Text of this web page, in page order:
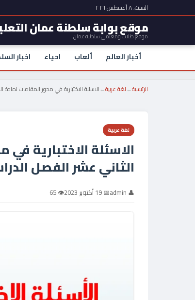
السبت، ٨ أغسطس ٢٠٢٦
موقع بوابة سلطنة عمان
موقع طلاب ومعلمي سلطنة عمان
أخبار العالم ألعاب احياء اخبار
الرئيسية←لغة عربية←الاسئلة الاختبارية في محور المقامات
لغة عربية
الاسئلة الاختبارية
الثاني عشر الفصل
👤 admin 📅 19 أكتوبر 2023 👁 65